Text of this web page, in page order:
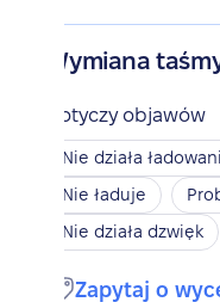
Wymiana
Dotyczy objawów
Nie działa
Nie ładuje
Nie działa dzwięk
Zapytaj o